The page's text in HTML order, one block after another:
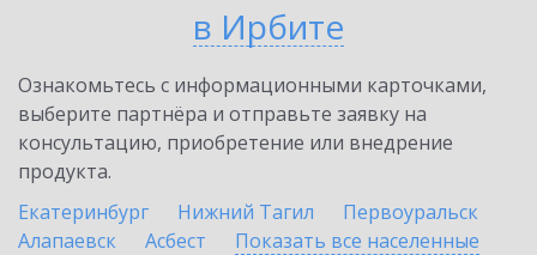
в Ирбите
Ознакомьтесь с информационными карточками,
выберите партнёра и отправьте заявку на
консультацию, приобретение или внедрение
продукта.
Екатеринбург
Нижний Тагил
Первоуральск
Алапаевск
Асбест
Показать все населенные